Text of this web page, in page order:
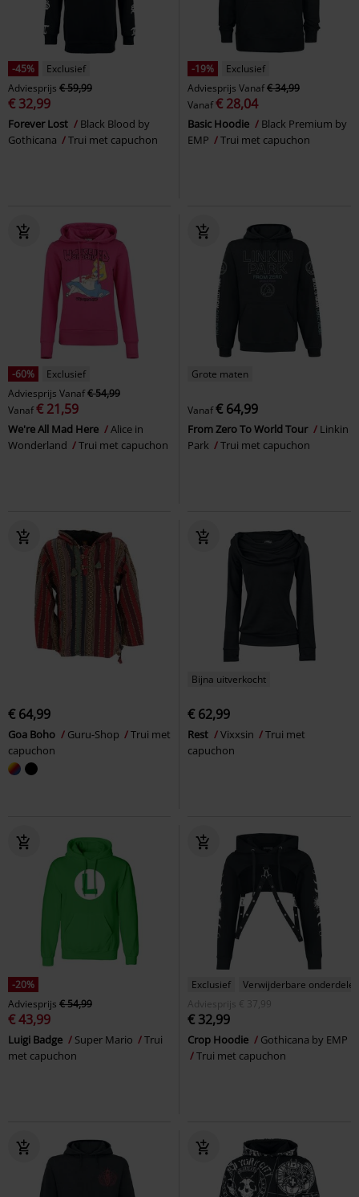
-45%
Exclusief
Adviesprijs € 59,99
€ 32,99
Forever Lost
Black Blood by
Gothicana
Trui met capuchon
-19%
Exclusief
Adviesprijs Vanaf€ 34,99
Vanaf€ 28,04
Basic Hoodie
Black Premium by
EMP
Trui met capuchon
-60%
Exclusief
Adviesprijs Vanaf€ 54,99
Vanaf€ 21,59
We're All Mad Here
Alice in
Wonderland
Trui met capuchon
Grote maten
Vanaf€ 64,99
From Zero To World Tour
Linkin
Park
Trui met capuchon
€ 64,99
Goa Boho Guru-Shop
Trui met
capuchon
Bijna uitverkocht
€ 62,99
Rest Vixxsin
Trui met
capuchon
-20%
Adviesprijs € 54,99
€ 43,99
Luigi Badge Super Mario
Trui
met capuchon
Exclusief
Verwijderbare onderdelen
Adviesprijs
€ 37,99
€ 32,99
Crop Hoodie
Gothicana by EMP
Trui met capuchon